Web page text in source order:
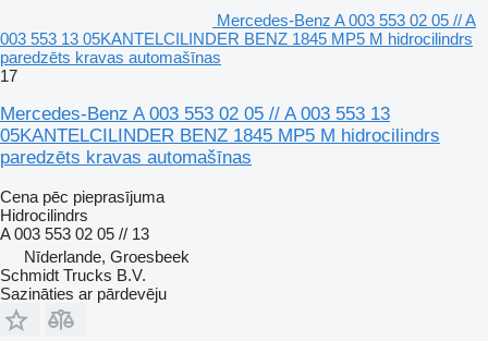
Mercedes-Benz A 003 553 02 05 // A
003 553 13 05KANTELCILINDER BENZ 1845 MP5 M hidrocilindrs
paredzēts kravas automašīnas
17
Mercedes-Benz A 003 553 02 05 // A 003 553 13
05KANTELCILINDER BENZ 1845 MP5 M hidrocilindrs
paredzēts kravas automašīnas
Cena pēc pieprasījuma
Hidrocilindrs
A 003 553 02 05 // 13
Nīderlande, Groesbeek
Schmidt Trucks B.V.
Sazināties ar pārdevēju